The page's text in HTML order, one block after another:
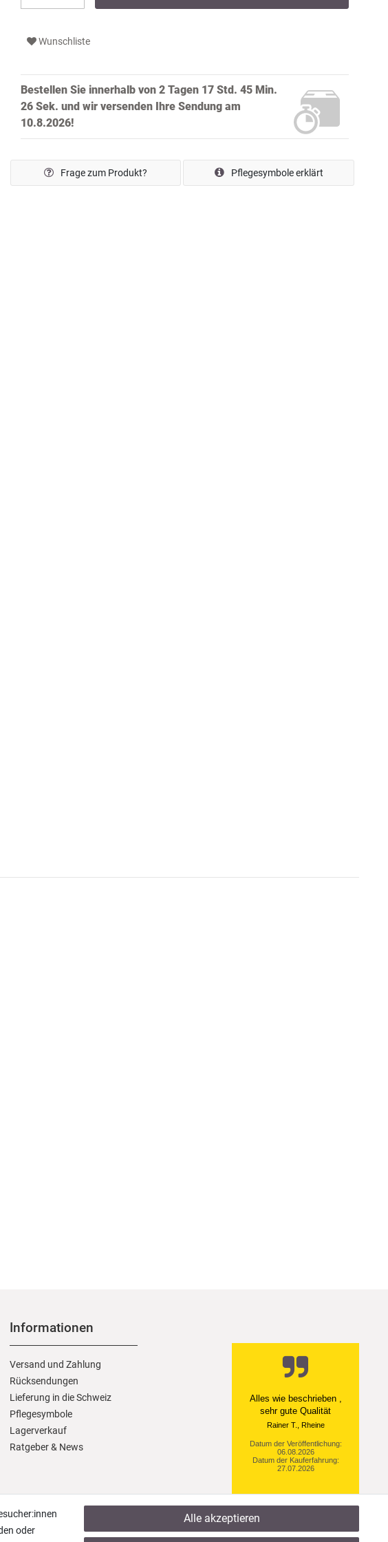
Wunschliste
Bestellen Sie innerhalb von 2 Tagen 17 Std. 45 Min.
25 Sek. und wir versenden Ihre Sendung am
10.8.2026!
Frage zum Produkt? Pflegesymbole erklärt
Informationen
Versand und Zahlung
Rücksendungen
Lieferung in die Schweiz
Pflegesymbole
Lagerverkauf
Ratgeber & News
Ein einfach toller Service
- prompte Lieferung und
sogar mit Pflegehinweis!
Datum der Veröffentlichung:
05.08.2026
Datum der Kauferfahrung:
29.07.2026
922 Bewertungen
oder
Alle akzeptieren